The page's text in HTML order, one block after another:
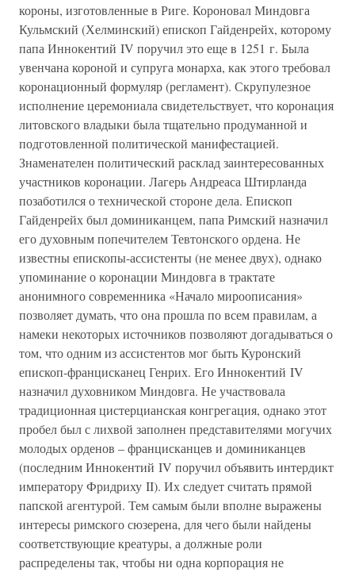
короны, изготовленные в Риге. Короновал Миндовга
Кульмский (Хелминский) епископ Гайденрейх, которому
папа Иннокентий IV поручил это еще в 1251 г. Была
увенчана короной и супруга монарха, как этого требовал
коронационный формуляр (регламент). Скрупулезное
исполнение церемониала свидетельствует, что коронация
литовского владыки была тщательно продуманной и
подготовленной политической манифестацией.
Знаменателен политический расклад заинтересованных
участников коронации. Лагерь Андреаса Штирланда
позаботился о технической стороне дела. Епископ
Гайденрейх был доминиканцем, папа Римский назначил
его духовным попечителем Тевтонского ордена. Не
известны епископы-ассистенты (не менее двух), однако
упоминание о коронации Миндовга в трактате
анонимного современника «Начало мироописания»
позволяет думать, что она прошла по всем правилам, а
намеки некоторых источников позволяют догадываться о
том, что одним из ассистентов мог быть Куронский
епископ-францисканец Генрих. Его Иннокентий IV
назначил духовником Миндовга. Не участвовала
традиционная цистерцианская конгрегация, однако этот
пробел был с лихвой заполнен представителями могучих
молодых орденов – францисканцев и доминиканцев
(последним Иннокентий IV поручил объявить интердикт
императору Фридриху II). Их следует считать прямой
папской агентурой. Тем самым были вполне выражены
интересы римского сюзерена, для чего были найдены
соответствующие креатуры, а должные роли
распределены так, чтобы ни одна корпорация не